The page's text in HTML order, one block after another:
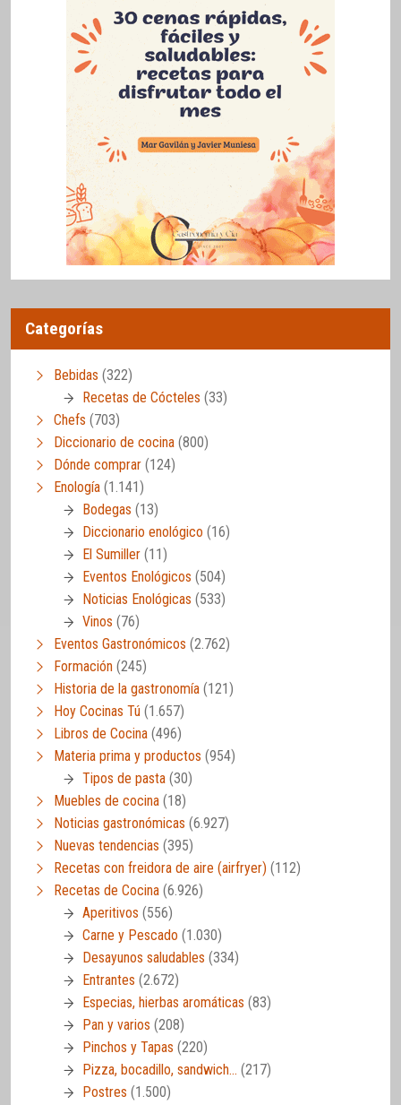
Categorías
Bebidas (322)
Recetas de Cócteles (33)
Chefs (703)
Diccionario de cocina (800)
Dónde comprar (124)
Enología (1.141)
Bodegas (13)
Diccionario enológico (16)
El Sumiller (11)
Eventos Enológicos (504)
Noticias Enológicas (533)
Vinos (76)
Eventos Gastronómicos (2.762)
Formación (245)
Historia de la gastronomía (121)
Hoy Cocinas Tú (1.657)
Libros de Cocina (496)
Materia prima y productos (954)
Tipos de pasta (30)
Muebles de cocina (18)
Noticias gastronómicas (6.927)
Nuevas tendencias (395)
Recetas con freidora de aire (airfryer) (112)
Recetas de Cocina (6.926)
Aperitivos (556)
Carne y Pescado (1.030)
Desayunos saludables (334)
Entrantes (2.672)
Especias, hierbas aromáticas (83)
Pan y varios (208)
Pinchos y Tapas (220)
Pizza, bocadillo, sandwich… (217)
Postres (1.500)